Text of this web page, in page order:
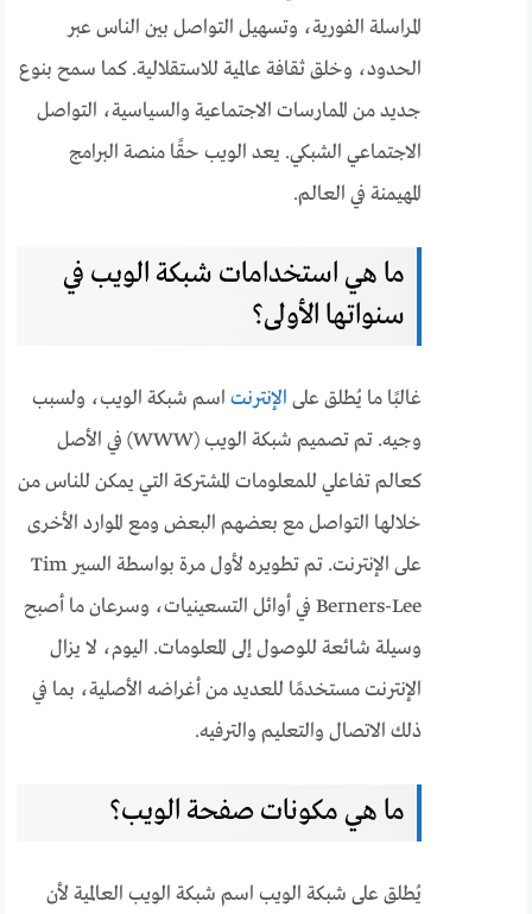
المراسلة الفورية، وتسهيل التواصل بين الناس عبر
الحدود، وخلق ثقافة عالمية للاستقلالية. كما سمح بنوع
جديد من الممارسات الاجتماعية والسياسية، التواصل
الاجتماعي الشبكي. يعد الويب حقًا منصة البرامج
المهيمنة في العالم.
ما هي استخدامات شبكة الويب في
سنواتها الأولى؟
غالبًا ما يُطلق على الإنترنت اسم شبكة الويب، ولسبب
وجيه. تم تصميم شبكة الويب (WWW) في الأصل
كعالم تفاعلي للمعلومات المشتركة التي يمكن للناس من
خلالها التواصل مع بعضهم البعض ومع الموارد الأخرى
على الإنترنت. تم تطويره لأول مرة بواسطة السير Tim
Berners-Lee في أوائل التسعينيات، وسرعان ما أصبح
وسيلة شائعة للوصول إلى المعلومات. اليوم، لا يزال
الإنترنت مستخدمًا للعديد من أغراضه الأصلية، بما في
ذلك الاتصال والتعليم والترفيه.
ما هي مكونات صفحة الويب؟
يُطلق على شبكة الويب اسم شبكة الويب العالمية لأن